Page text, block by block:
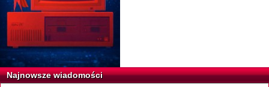
Najnowsze wiadomości